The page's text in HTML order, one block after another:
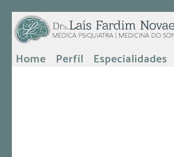
Home Perfil Especialidades